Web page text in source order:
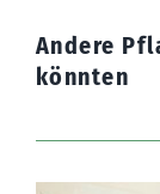
Andere
könnten